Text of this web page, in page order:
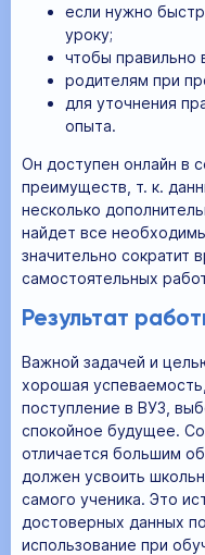
если нужно
уроку;
чтобы
родителям при
для уточнения
опыта.
Он доступен онлайн в
преимуществ, т. к.
несколько
найдет все
значительно сократит
самостоятельных
Результат
Важной задачей и
хорошая
поступление в ВУЗ,
спокойное будущее.
отличается большим
должен усвоить
самого ученика. Это
достоверных данных
использование при